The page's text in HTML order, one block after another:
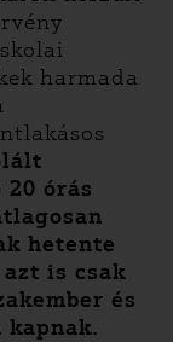
harmada
órás
hetente
azt is csak
és
kapnak.